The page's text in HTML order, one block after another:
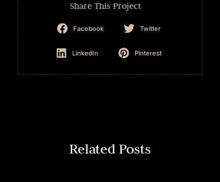
Share This Project
Facebook Twitter
LinkedIn Pinterest
Related Posts